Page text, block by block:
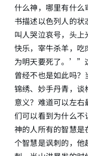
什么神，哪里有什
书描述以色列人的
叫人哭泣哀号，头
快乐，宰牛杀羊，
为明天要死了。’”
曾经不也是如此吗
锦绣、妙手丹青，
意义？难道可以左
们可以看到为什么
神的人所有的智慧
个智慧是讽刺的，